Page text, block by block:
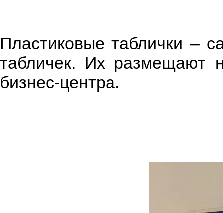
Пластиковые таблички –
табличек. Их размещают
бизнес-центра.